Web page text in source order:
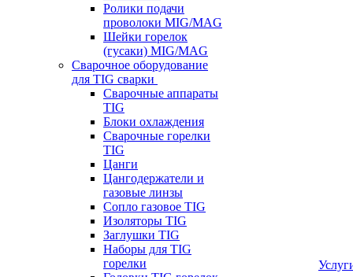
Ролики подачи
проволоки MIG/MAG
Шейки горелок
(гусаки) MIG/MAG
Сварочное оборудование
для TIG сварки
Сварочные аппараты
TIG
Блоки охлаждения
Сварочные горелки
TIG
Цанги
Цангодержатели и
газовые линзы
Сопло газовое TIG
Изоляторы TIG
Заглушки TIG
Наборы для TIG
горелки